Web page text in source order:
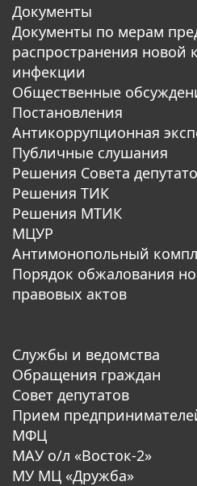
Документы
Документы по мерам
распространения новой
инфекции
Общественные
Постановления
Антикоррупционная
Публичные слушания
Решения Совета
Решения ТИК
Решения МТИК
МЦУР
Антимонопольный
Порядок обжалования
правовых актов
Службы и ведомства
Обращения граждан
Совет депутатов
Прием
МФЦ
МАУ о/л «Восток-2»
МУ МЦ «Дружба»